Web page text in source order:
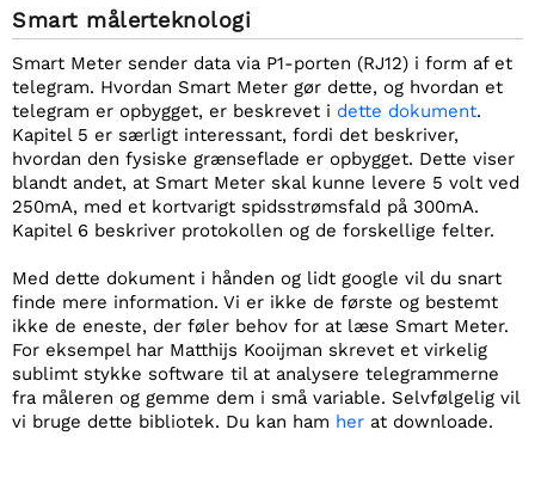
Smart målerteknologi
Smart Meter sender data via P1-porten (RJ12) i form af et
telegram. Hvordan Smart Meter gør dette, og hvordan et
telegram er opbygget, er beskrevet i dette dokument.
Kapitel 5 er særligt interessant, fordi det beskriver,
hvordan den fysiske grænseflade er opbygget. Dette viser
blandt andet, at Smart Meter skal kunne levere 5 volt ved
250mA, med et kortvarigt spidsstrømsfald på 300mA.
Kapitel 6 beskriver protokollen og de forskellige felter.
Med dette dokument i hånden og lidt google vil du snart
finde mere information. Vi er ikke de første og bestemt
ikke de eneste, der føler behov for at læse Smart Meter.
For eksempel har Matthijs Kooijman skrevet et virkelig
sublimt stykke software til at analysere telegrammerne
fra måleren og gemme dem i små variable. Selvfølgelig vil
vi bruge dette bibliotek. Du kan ham her at downloade.